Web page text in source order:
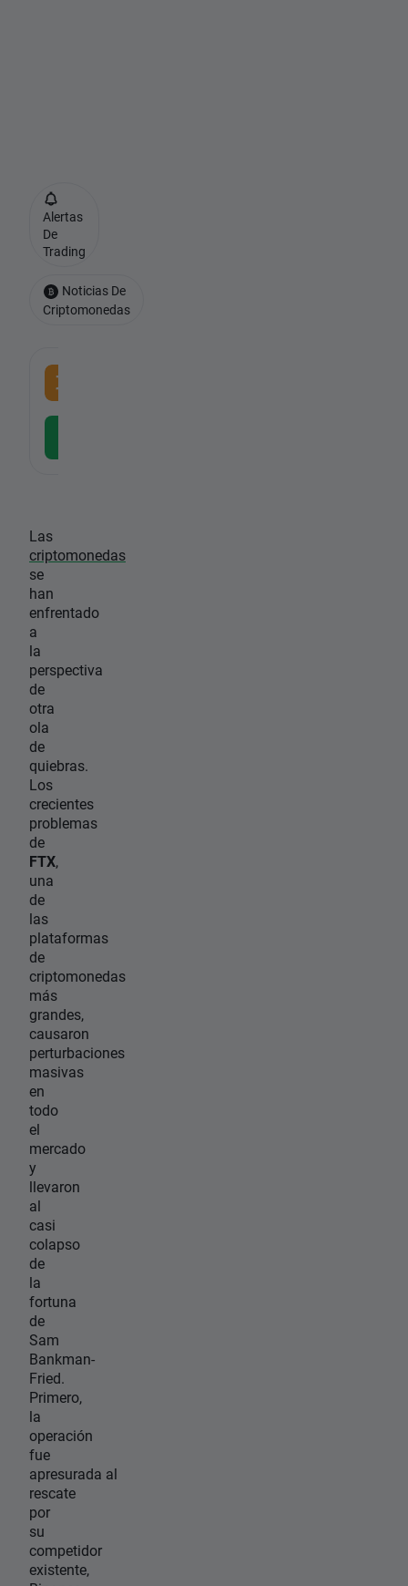
Las
criptomonedas
se
han
enfrentado
a
la
perspectiva
de
otra
ola
de
quiebras.
Los
crecientes
problemas
de
FTX,
una
de
las
plataformas
de
criptomonedas
más
grandes,
causaron
perturbaciones
masivas
en
todo
el
mercado
y
llevaron
al
casi
colapso
de
la
fortuna
de
Sam
Bankman-
Fried.
Primero,
la
operación
fue
apresurada al
rescate
por
su
competidor
existente,
Alertas
De
Trading
Noticias De
Criptomonedas